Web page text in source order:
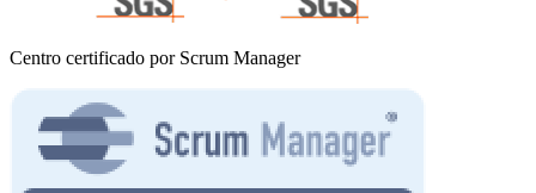
Centro certificado por Scrum Manager